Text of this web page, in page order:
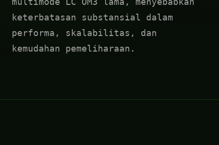
keterbatasan substansial dalam
performa, skalabilitas, dan
kemudahan pemeliharaan.